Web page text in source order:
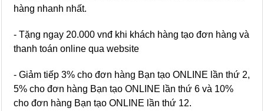
hàng nhanh nhất.
- Tặng ngay 20.000 vnđ khi khách hàng tạo đơn hàng và
thanh toán online qua website
- Giảm tiếp 3% cho đơn hàng Bạn tạo ONLINE lần thứ 2,
5% cho đơn hàng Bạn tạo ONLINE lần thứ 6 và 10%
cho đơn hàng Bạn tạo ONLINE lần thứ 12.